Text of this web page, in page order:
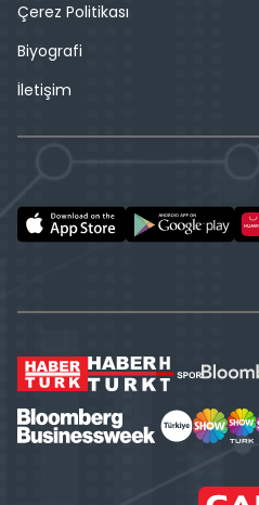
Çerez Politikası
Biyografi
İletişim